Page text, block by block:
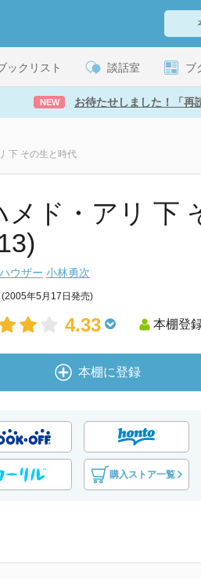
ックリスト 談話室 ブ
NEW お待たせしました！「再
下 その生と時代
メド・アリ 下
ウザー 小林勇次
(2005年5月17日発売)
4.33 本棚登
本棚に登録
購入ストア一覧